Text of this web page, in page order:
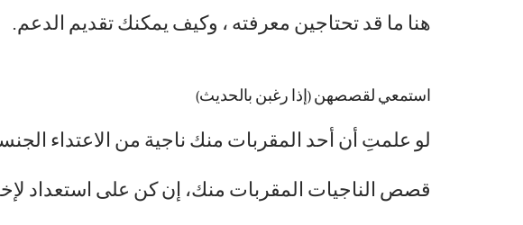
هنا ما قد تحتاجين معرفته ، وكيف يمكنك تقديم الدعم.
استمعي لقصصهن (إذا رغبن بالحديث)
لو علمتِ أن أحد المقربات منك ناجية من الاعتداء
قصص الناجيات المقربات منك، إن كن على استعداد